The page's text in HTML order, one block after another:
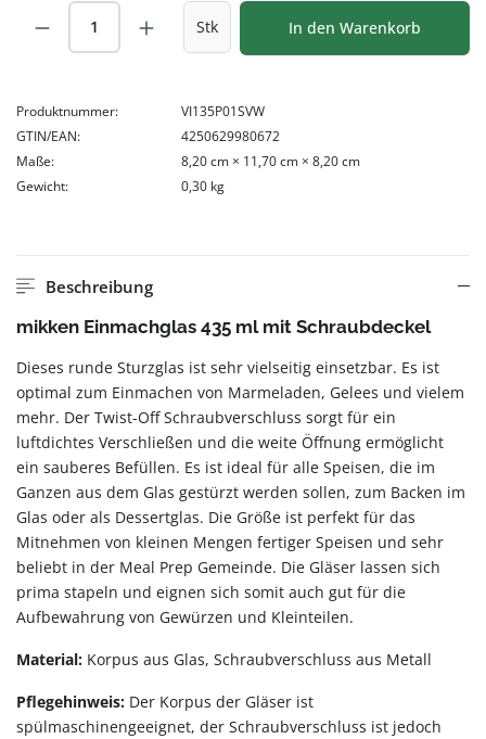
Produkt Anzahl: Gib den gewünschten
Stk In den Warenkorb
Produktnummer:
VI135P01SVW
GTIN/EAN:
4250629980672
Maße:
8,20 cm × 11,70 cm × 8,20 cm
Gewicht:
0,30 kg
Beschreibung
mikken Einmachglas 435 ml mit Schraubdeckel
Dieses runde Sturzglas ist sehr vielseitig einsetzbar. Es ist
optimal zum Einmachen von Marmeladen, Gelees und vielem
mehr. Der Twist-Off Schraubverschluss sorgt für ein
luftdichtes Verschließen und die weite Öffnung ermöglicht
ein sauberes Befüllen. Es ist ideal für alle Speisen, die im
Ganzen aus dem Glas gestürzt werden sollen, zum Backen im
Glas oder als Dessertglas. Die Größe ist perfekt für das
Mitnehmen von kleinen Mengen fertiger Speisen und sehr
beliebt in der Meal Prep Gemeinde. Die Gläser lassen sich
prima stapeln und eignen sich somit auch gut für die
Aufbewahrung von Gewürzen und Kleinteilen.
Material: Korpus aus Glas, Schraubverschluss aus Metall
Pflegehinweis: Der Korpus der Gläser ist
spülmaschinengeeignet, der Schraubverschluss ist jedoch